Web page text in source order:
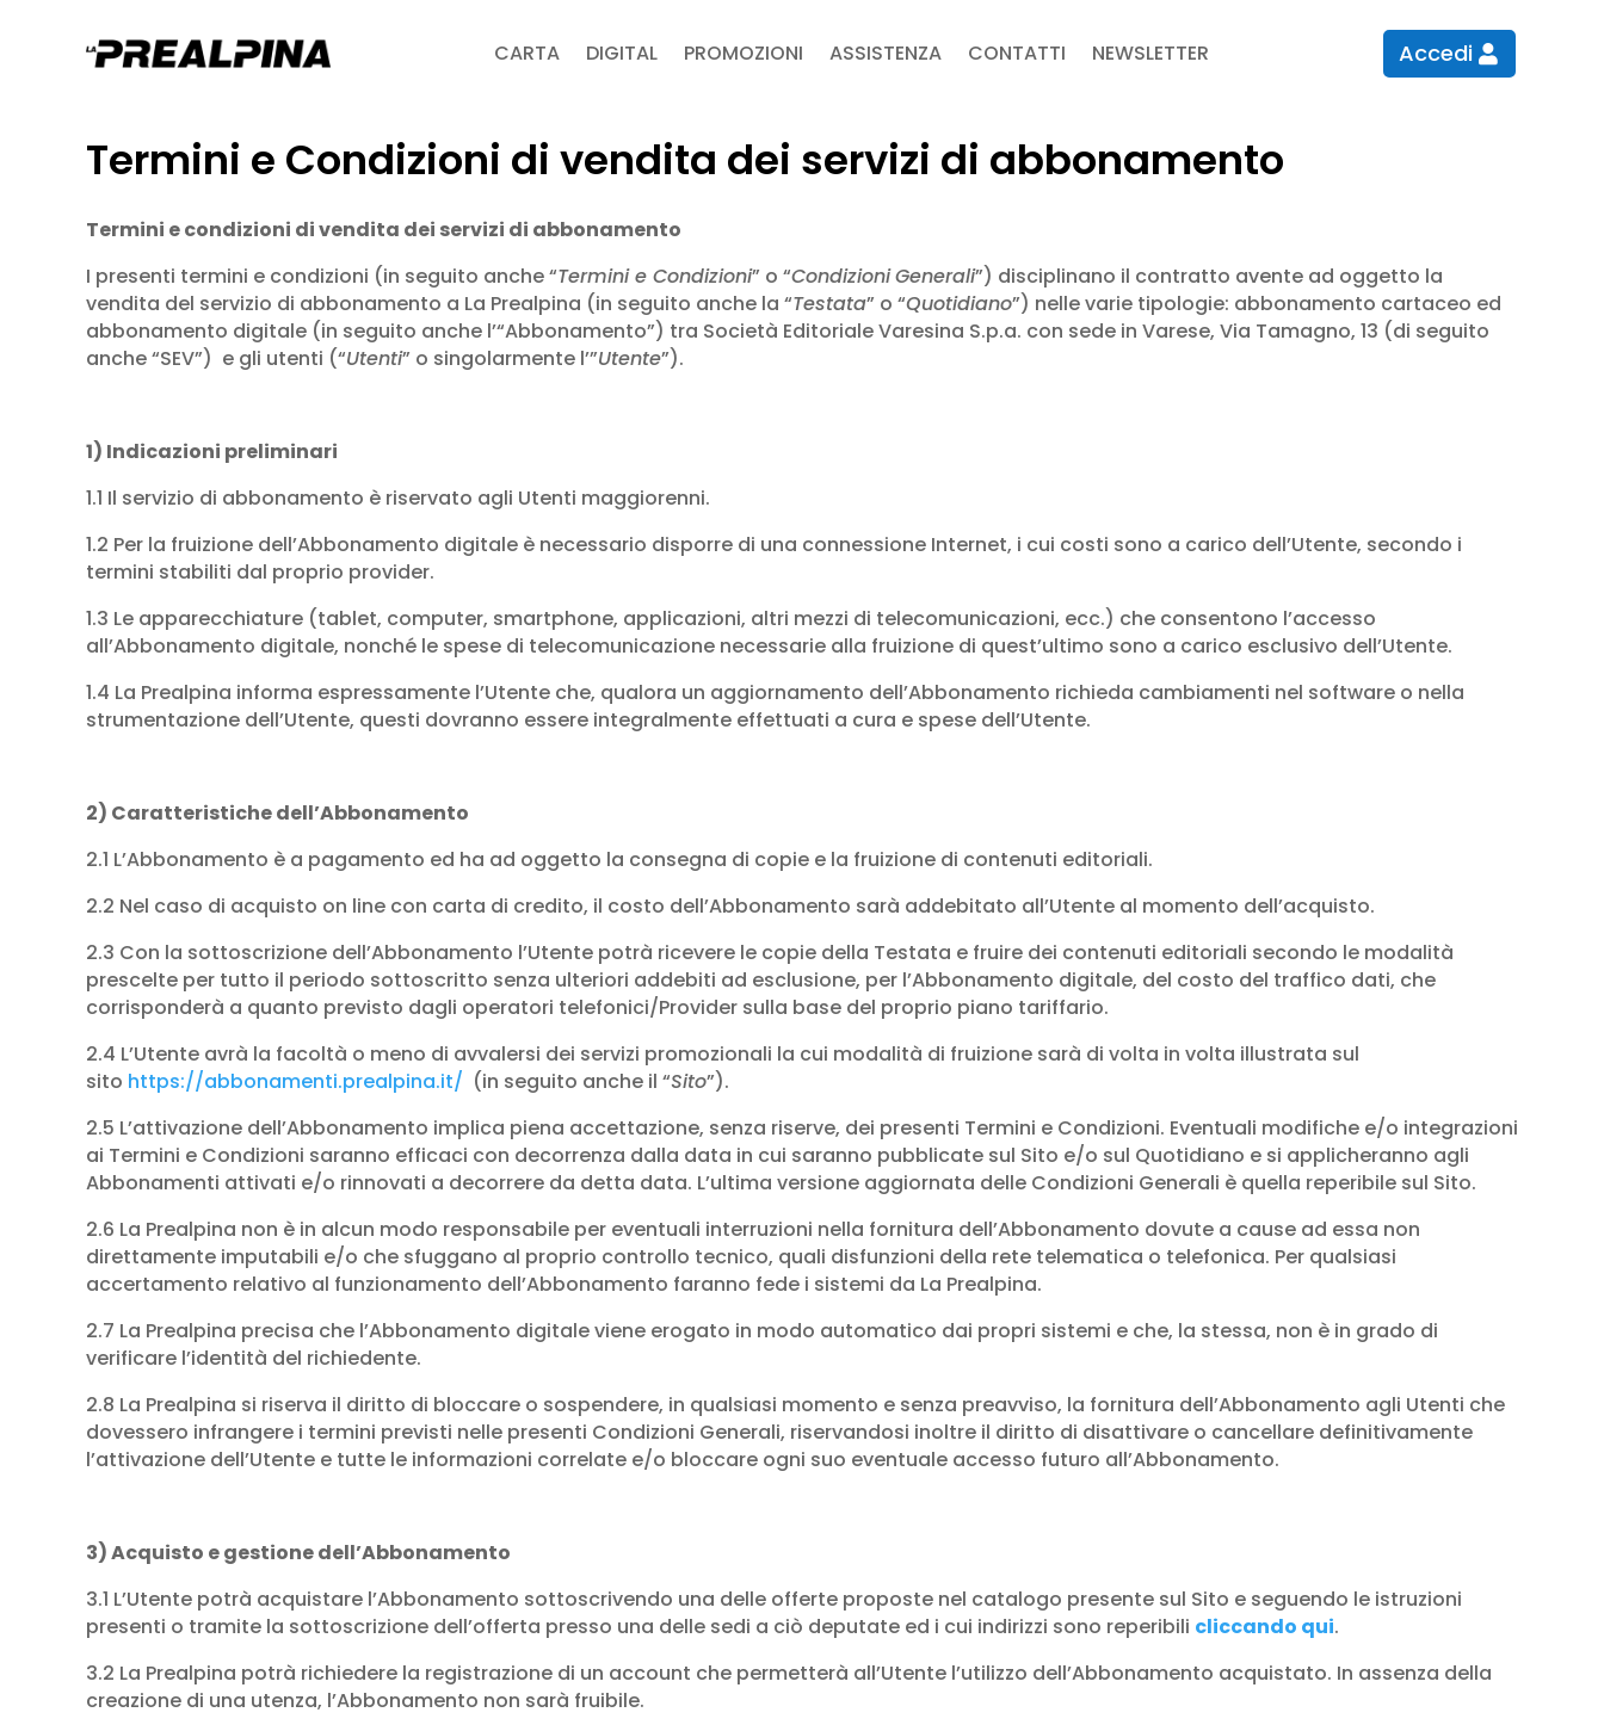
CARTA DIGITAL PROMOZIONI ASSISTENZA CONTATTI NEWSLETTER Accedi
Termini e Condizioni di vendita dei servizi di abbonamento
Termini e condizioni di vendita dei servizi di abbonamento
I presenti termini e condizioni (in seguito anche “Termini e Condizioni” o “CondizioniGenerali”) disciplinano il contratto avente ad oggetto la
vendita del servizio di abbonamento a La Prealpina (in seguito anche la “Testata” o “Quotidiano”) nelle varie tipologie: abbonamento cartaceo ed
abbonamento digitale (in seguito anche l’“Abbonamento”) tra Società Editoriale Varesina S.p.a. con sede in Varese, Via Tamagno, 13 (di seguito
anche “SEV”) e gli utenti (“Utenti” o singolarmente l’”Utente”).
1) Indicazioni preliminari
1.1 Il servizio di abbonamento è riservato agli Utenti maggiorenni.
1.2 Per la fruizione dell’Abbonamento digitale è necessario disporre di una connessione Internet, i cui costi sono a carico dell’Utente, secondo i
termini stabiliti dal proprio provider.
1.3 Le apparecchiature (tablet, computer, smartphone, applicazioni, altri mezzi di telecomunicazioni, ecc.) che consentono l’accesso
all’Abbonamento digitale, nonché le spese di telecomunicazione necessarie alla fruizione di quest’ultimo sono a carico esclusivo dell’Utente.
1.4 La Prealpina informa espressamente l’Utente che, qualora un aggiornamento dell’Abbonamento richieda cambiamenti nel software o nella
strumentazione dell’Utente, questi dovranno essere integralmente effettuati a cura e spese dell’Utente.
2) Caratteristiche dell’Abbonamento
2.1 L’Abbonamento è a pagamento ed ha ad oggetto la consegna di copie e la fruizione di contenuti editoriali.
2.2 Nel caso di acquisto on line con carta di credito, il costo dell’Abbonamento sarà addebitato all’Utente al momento dell’acquisto.
2.3 Con la sottoscrizione dell’Abbonamento l’Utente potrà ricevere le copie della Testata e fruire dei contenuti editoriali secondo le modalità
prescelte per tutto il periodo sottoscritto senza ulteriori addebiti ad esclusione, per l’Abbonamento digitale, del costo del traffico dati, che
corrisponderà a quanto previsto dagli operatori telefonici/Provider sulla base del proprio piano tariffario.
2.4 L’Utente avrà la facoltà o meno di avvalersi dei servizi promozionali la cui modalità di fruizione sarà di volta in volta illustrata sul
sito https://abbonamenti.prealpina.it/ (in seguito anche il “Sito”).
2.5 L’attivazione dell’Abbonamento implica piena accettazione, senza riserve, dei presenti Termini e Condizioni. Eventuali modifiche e/o integrazioni
ai Termini e Condizioni saranno efficaci con decorrenza dalla data in cui saranno pubblicate sul Sito e/o sul Quotidiano e si applicheranno agli
Abbonamenti attivati e/o rinnovati a decorrere da detta data. L’ultima versione aggiornata delle Condizioni Generali è quella reperibile sul Sito.
2.6 La Prealpina non è in alcun modo responsabile per eventuali interruzioni nella fornitura dell’Abbonamento dovute a cause ad essa non
direttamente imputabili e/o che sfuggano al proprio controllo tecnico, quali disfunzioni della rete telematica o telefonica. Per qualsiasi
accertamento relativo al funzionamento dell’Abbonamento faranno fede i sistemi da La Prealpina.
2.7 La Prealpina precisa che l’Abbonamento digitale viene erogato in modo automatico dai propri sistemi e che, la stessa, non è in grado di
verificare l’identità del richiedente.
2.8 La Prealpina si riserva il diritto di bloccare o sospendere, in qualsiasi momento e senza preavviso, la fornitura dell’Abbonamento agli Utenti che
dovessero infrangere i termini previsti nelle presenti Condizioni Generali, riservandosi inoltre il diritto di disattivare o cancellare definitivamente
l’attivazione dell’Utente e tutte le informazioni correlate e/o bloccare ogni suo eventuale accesso futuro all’Abbonamento.
3) Acquisto e gestione dell’Abbonamento
3.1 L’Utente potrà acquistare l’Abbonamento sottoscrivendo una delle offerte proposte nel catalogo presente sul Sito e seguendo le istruzioni
presenti o tramite la sottoscrizione dell’offerta presso una delle sedi a ciò deputate ed i cui indirizzi sono reperibili cliccando qui.
3.2 La Prealpina potrà richiedere la registrazione di un account che permetterà all’Utente l’utilizzo dell’Abbonamento acquistato. In assenza della
creazione di una utenza, l’Abbonamento non sarà fruibile.